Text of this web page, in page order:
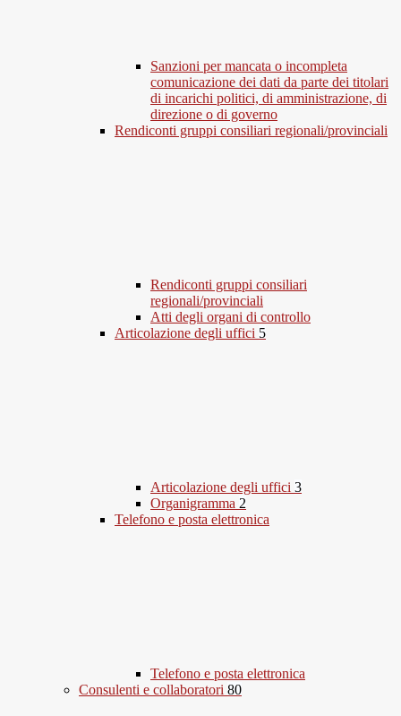
Sanzioni per mancata o incompleta
comunicazione dei dati da parte dei titolari
di incarichi politici, di amministrazione, di
direzione o di governo
Rendiconti gruppi consiliari regionali/provinciali
Rendiconti gruppi consiliari
regionali/provinciali
Atti degli organi di controllo
Articolazione degli uffici 5
Articolazione degli uffici 3
Organigramma 2
Telefono e posta elettronica
Telefono e posta elettronica
Consulenti e collaboratori 80